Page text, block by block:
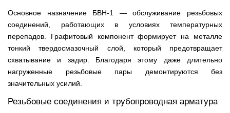
Основное назначение БВН-1 — обслуживание резьбовых
соединений, работающих в условиях температурных
перепадов. Графитовый компонент формирует на металле
тонкий твердосмазочный слой, который предотвращает
схватывание и задир. Благодаря этому даже длительно
нагруженные резьбовые пары демонтируются без
значительных усилий.
Резьбовые соединения и трубопроводная арматура